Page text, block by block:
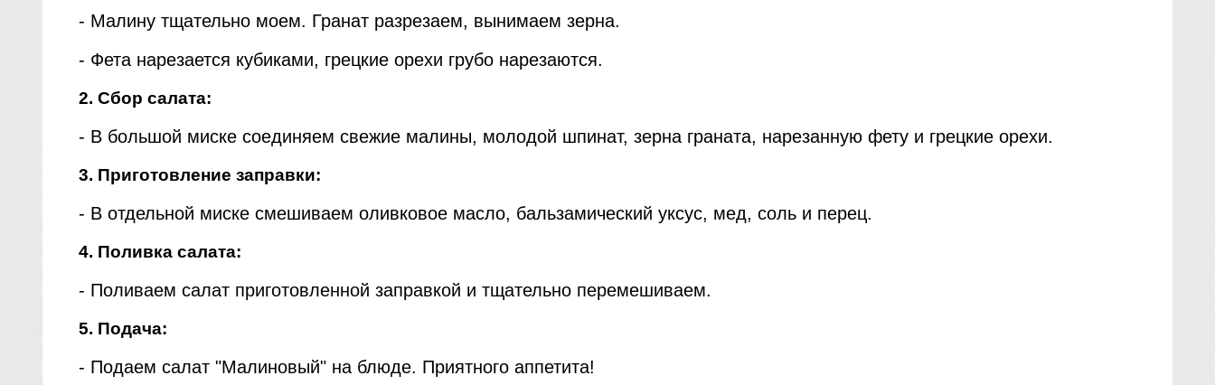
- Малину тщательно моем. Гранат разрезаем, вынимаем зерна.
- Фета нарезается кубиками, грецкие орехи грубо нарезаются.
2. Сбор салата:
- В большой миске соединяем свежие малины, молодой шпинат, зерна граната, нарезанную фету и грецкие орехи.
3. Приготовление заправки:
- В отдельной миске смешиваем оливковое масло, бальзамический уксус, мед, соль и перец.
4. Поливка салата:
- Поливаем салат приготовленной заправкой и тщательно перемешиваем.
5. Подача:
- Подаем салат "Малиновый" на блюде. Приятного аппетита!